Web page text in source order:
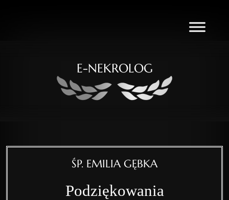
E-NEKROLOG
ŚP. EMILIA GĘBKA
Podziękowania